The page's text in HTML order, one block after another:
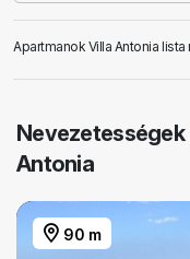
Apartmanok Villa Antonia
Antonia
90 m